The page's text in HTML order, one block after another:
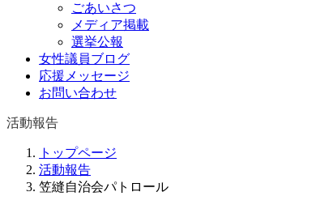
ごあいさつ
メディア掲載
選挙公報
女性議員ブログ
応援メッセージ
お問い合わせ
活動報告
トップページ
活動報告
笠縫自治会パトロール